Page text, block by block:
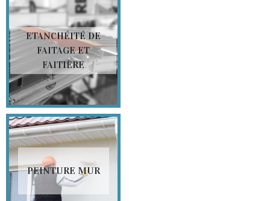
ETANCHÉITÉ DE
FAITAGE ET
FAITIÈRE
PEINTURE MUR